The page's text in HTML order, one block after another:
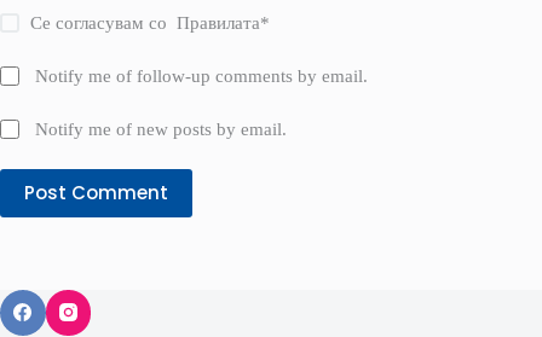
Се согласувам соПравилата*
Notify me of follow-up comments by email.
Notify me of new posts by email.
Post Comment